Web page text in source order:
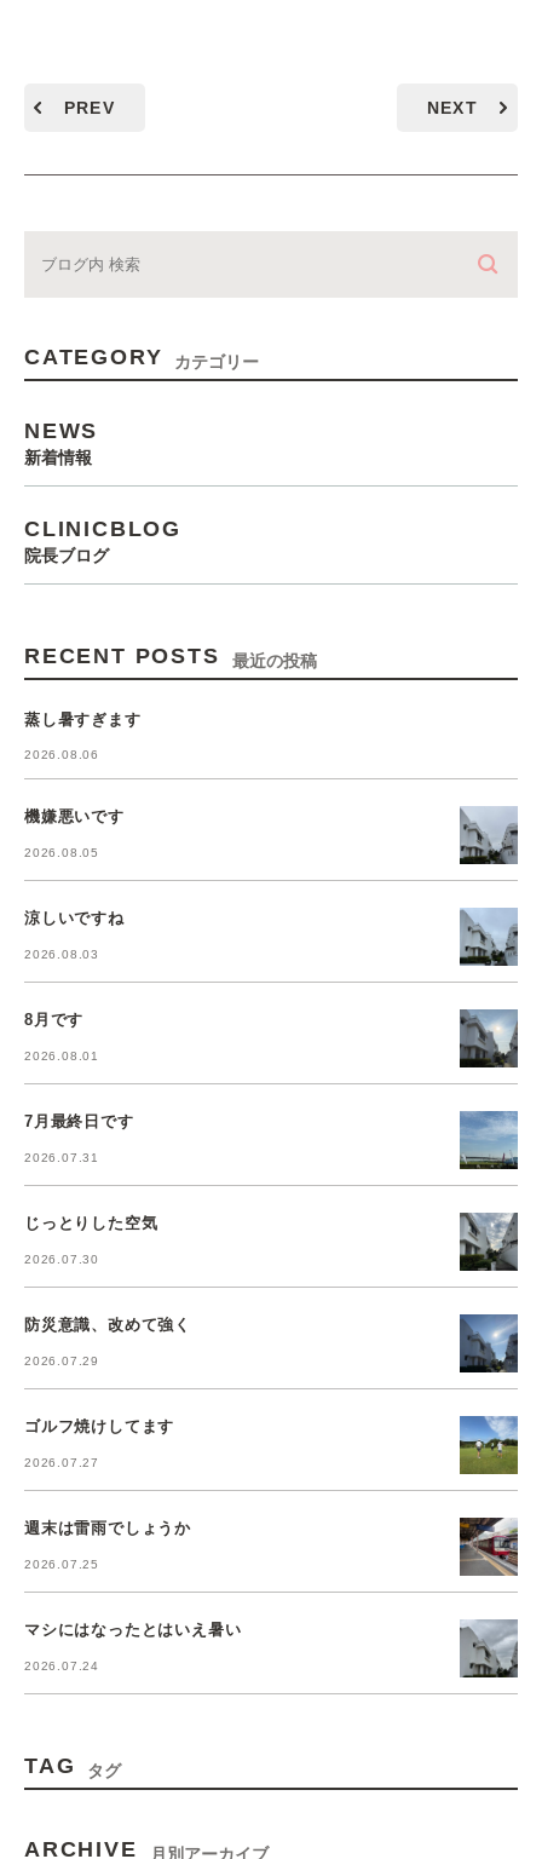
PREV NEXT
CATEGORY カテゴリー
NEWS
新着情報
CLINICBLOG
院長ブログ
RECENT POSTS 最近の投稿
蒸し暑すぎます
2026.08.06
機嫌悪いです
2026.08.05
涼しいですね
2026.08.03
8月です
2026.08.01
7月最終日です
2026.07.31
じっとりした空気
2026.07.30
防災意識、改めて強く
2026.07.29
ゴルフ焼けしてます
2026.07.27
週末は雷雨でしょうか
2026.07.25
マシにはなったとはいえ暑い
2026.07.24
TAG タグ
ARCHIVE 月別アーカイブ